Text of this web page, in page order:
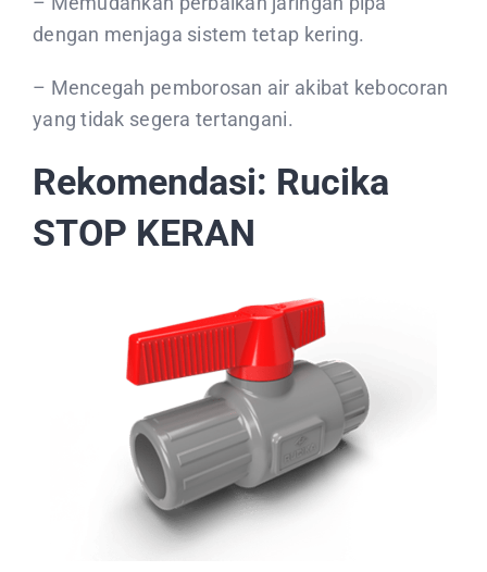
dengan menjaga sistem tetap kering.
– Mencegah pemborosan air akibat kebocoran
yang tidak segera tertangani.
Rekomendasi: Rucika
STOP KERAN